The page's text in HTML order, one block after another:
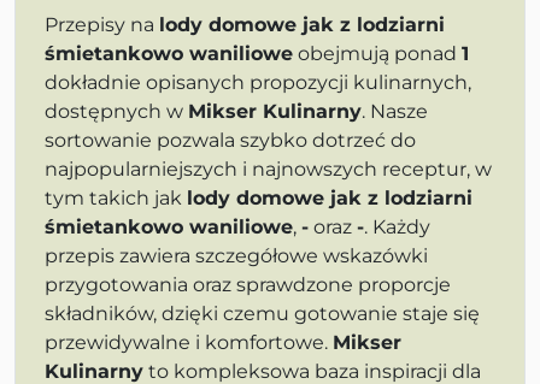
Przepisy na lody domowe jak z lodziarni
śmietankowo waniliowe obejmują ponad 1
dokładnie opisanych propozycji kulinarnych,
dostępnych w Mikser Kulinarny. Nasze
sortowanie pozwala szybko dotrzeć do
najpopularniejszych i najnowszych receptur, w
tym takich jak lody domowe jak z lodziarni
śmietankowo waniliowe, - oraz -. Każdy
przepis zawiera szczegółowe wskazówki
przygotowania oraz sprawdzone proporcje
składników, dzięki czemu gotowanie staje się
przewidywalne i komfortowe. Mikser
Kulinarny to kompleksowa baza inspiracji dla